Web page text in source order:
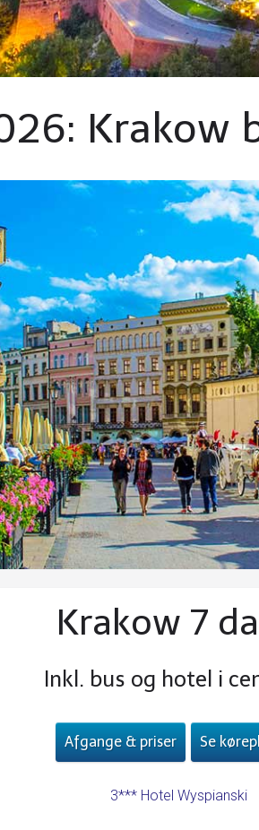
Krakow
Krakow 7
Inkl. bus og hotel i
Afgange & priser Se
3*** Hotel Wyspianski